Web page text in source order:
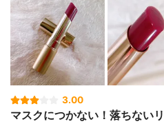
3.00
マスクにつかない！落ちない